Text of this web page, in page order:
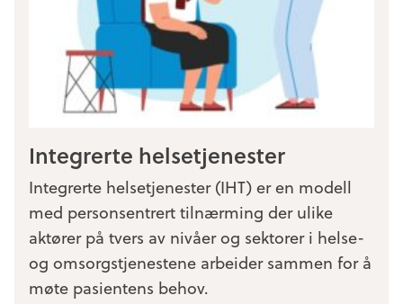
Integrerte helsetjenester
Integrerte helsetjenester (IHT) er en modell
med personsentrert tilnærming der ulike
aktører på tvers av nivåer og sektorer i helse-
og omsorgstjenestene arbeider sammen for å
møte pasientens behov.